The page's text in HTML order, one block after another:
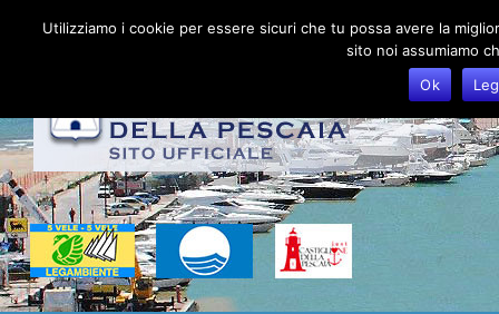
Utilizziamo i cookie per essere sicuri che tu possa avere la
sito noi assumiamo
Ok